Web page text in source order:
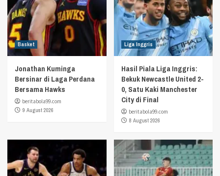
Basket
Jonathan Kuminga
Bersinar di Laga Perdana
Bersama Hawks
beritabola99.com
9 August 2026
Liga Inggris
Hasil Piala Liga Inggris:
Bekuk Newcastle United 2-
0, Satu Kaki Manchester
City di Final
beritabola99.com
8 August 2026